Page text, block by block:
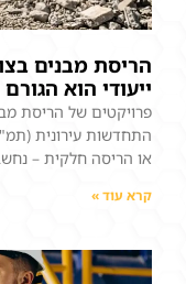
הריסת מבנים
ייעודי הוא
פרויקטים של הריסת
או הריסה חלקית –
קרא עוד »